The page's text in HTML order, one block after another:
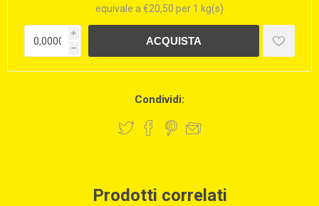
equivale a €20,50 per 1 kg(s)
i
h
Condividi:
Prodotti correlati